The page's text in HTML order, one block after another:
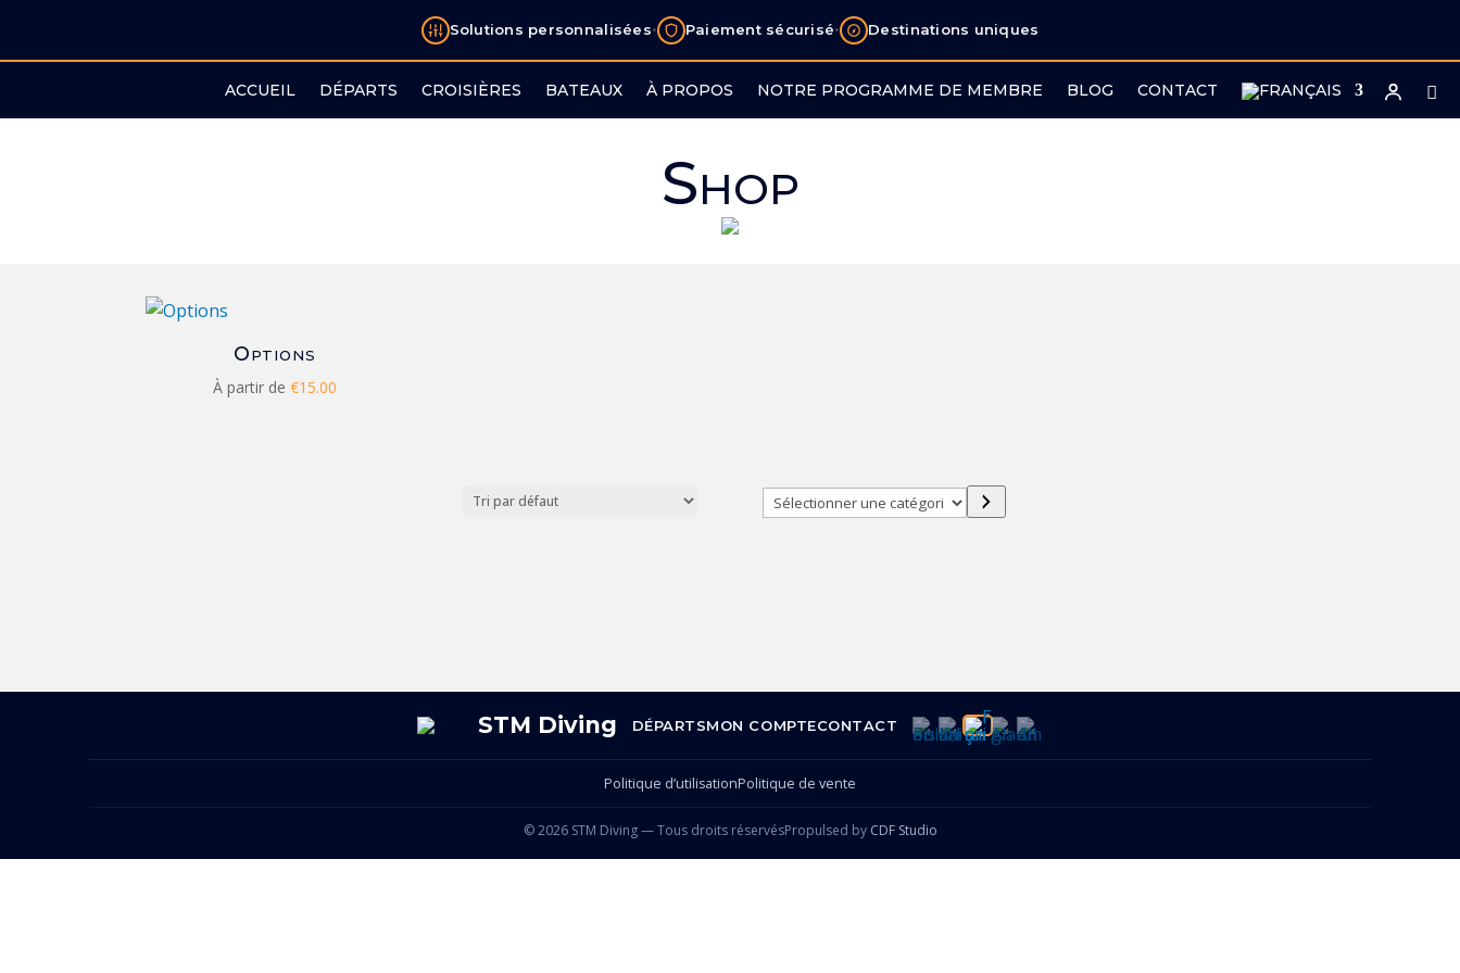
Solutions personnalisées• Paiement sécurisé• Destinations uniques
ACCUEIL DÉPARTS CROISIÈRES BATEAUX À PROPOS NOTRE PROGRAMME DE MEMBRE BLOG CONTACT
Shop
Options
À partir de €15.00
Sélectionner
DÉPARTSMON COMPTECONTACT
Politique d’utilisationPolitique de vente
© 2026 STM Diving — Tous droits réservésPropulsed by CDF Studio